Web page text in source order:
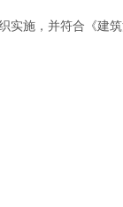
施，并符合《建